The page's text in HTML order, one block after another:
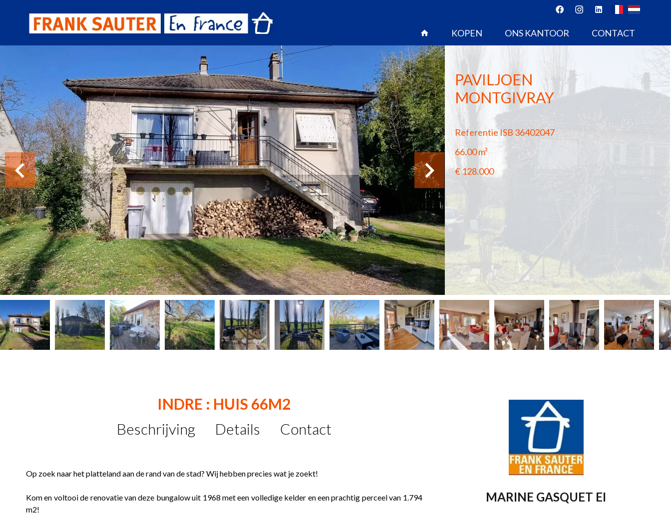
KOPEN ONS KANTOOR CONTACT
PAVILJOEN
MONTGIVRAY
ReferentieISB 36402047
66.00m²
€ 128.000
INDRE : HUIS 66M2
Beschrijving
Details Contact
Op zoek naar het platteland aan de rand van de stad? Wij hebben precies wat je zoekt!
Kom en voltooi de renovatie van deze bungalow uit 1968 met een volledige kelder en een prachtig perceel van 1.794
m2!
MARINE GASQUET EI